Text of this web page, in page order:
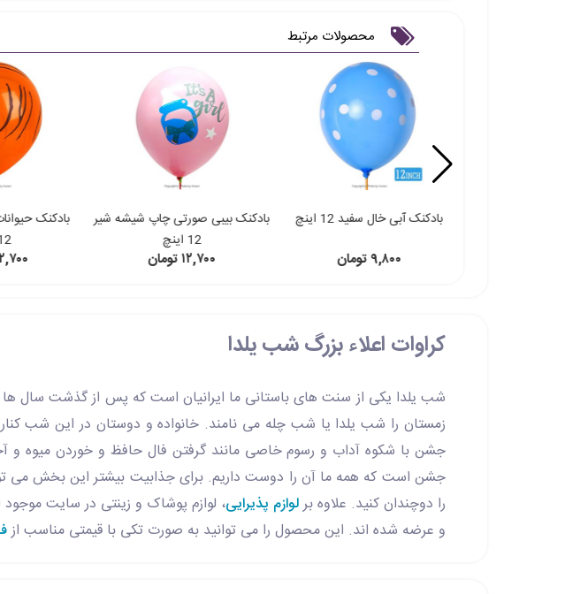
محصولات مرتبط
بادکنک آبی خال سفید 12 اینچ
۹,۸۰۰ تومان
بادکنک بیبی صورتی چاپ شیشه شیر
12 اینچ
۱۲,۷۰۰ تومان
بادکنک
۱۲,۷۰۰
کراوات اعلاء بزرگ شب یلدا
شب یلدا یکی از سنت های باستانی ما ایرانیان است که پس از گذشت سال
زمستان را شب یلدا یا شب چله می نامند. خانواده و دوستان در این شب
جشن با شکوه آداب و رسوم خاصی مانند گرفتن فال حافظ و خوردن میوه
جشن است که همه ما آن را دوست داریم. برای جذابیت بیشتر این بخش می
را دوچندان کنید. علاوه برلوازم پذیرایی، لوازم پوشاک و زینتی در سایت موجود
و عرضه شده اند. این محصول را می توانید به صورت تکی با قیمتی مناسب از